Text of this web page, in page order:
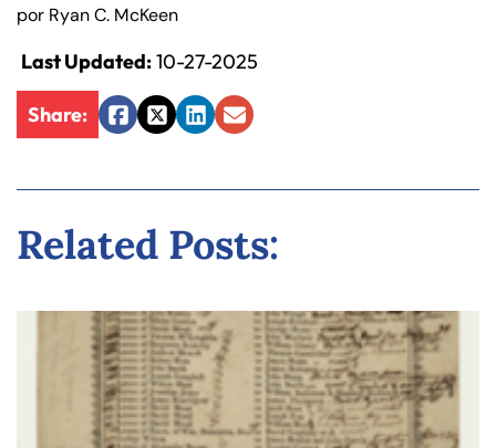
por Ryan C. McKeen
Last Updated:10-27-2025
Share:
Facebook
TwitterLinkedIn
Email
Related Posts: